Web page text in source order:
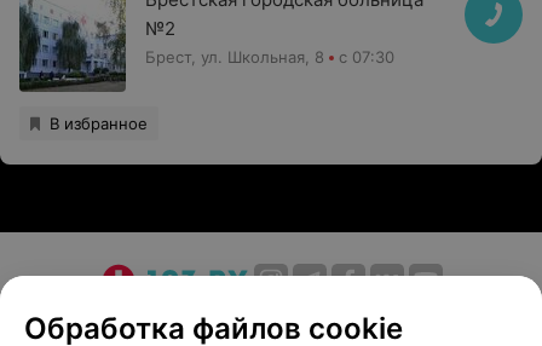
№2
Брест, ул. Школьная, 8 с 07:30
В избранное
О проекте Новости проекта
Размещение рекламы
Обработка файлов cookie